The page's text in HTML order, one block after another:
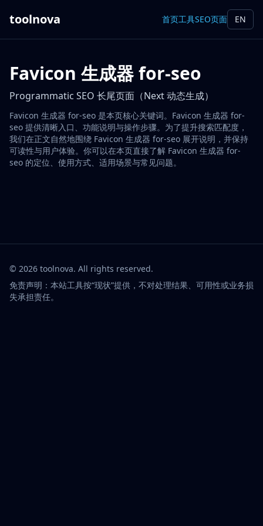
toolnova 首页工具SEO页面 EN
Favicon 生成器 for-seo
Programmatic SEO 长尾页面（Next 动态生成）
Favicon 生成器 for-seo 是本页核心关键词。Favicon 生成器 for-
seo 提供清晰入口、功能说明与操作步骤。为了提升搜索匹配度，
我们在正文自然地围绕 Favicon 生成器 for-seo 展开说明，并保持
可读性与用户体验。你可以在本页直接了解 Favicon 生成器 for-
seo 的定位、使用方式、适用场景与常见问题。
© 2026 toolnova. All rights reserved.
免责声明：本站工具按“现状”提供，不对处理结果、可用性或业务损
失承担责任。